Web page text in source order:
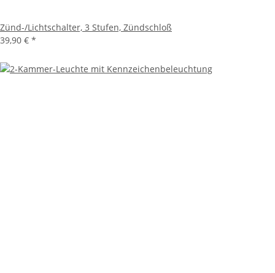
Zünd-/Lichtschalter, 3 Stufen, Zündschloß
39,90 € *